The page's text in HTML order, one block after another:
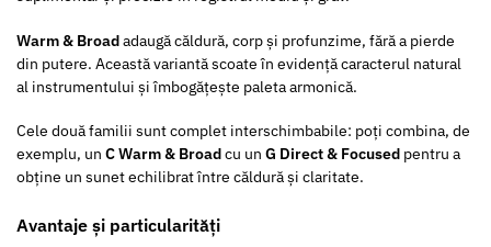
Warm & Broadadaugă căldură, corp și profunzime, fără a pierde
din putere. Această variantă scoate în evidență caracterul natural
al instrumentului și îmbogățește paleta armonică.
Cele două familii sunt complet interschimbabile: poți combina, de
exemplu, un C Warm & Broadcu un G Direct & Focused pentru a
obține un sunet echilibrat între căldură și claritate.
Avantaje și particularități